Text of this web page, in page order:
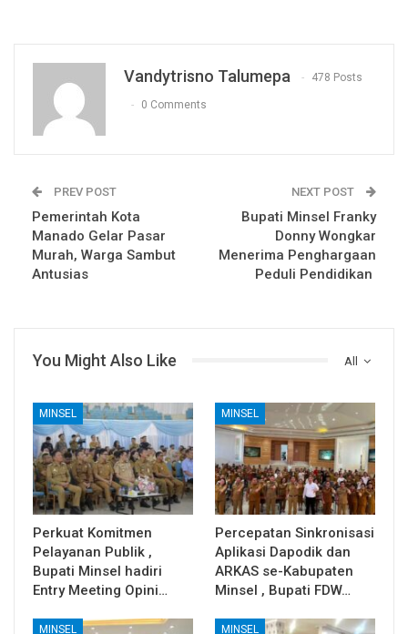
Vandytrisno Talumepa 478 Posts
0 Comments
PREV POST
Pemerintah Kota
Manado Gelar Pasar
Murah, Warga Sambut
Antusias
NEXT POST
Bupati Minsel Franky
Donny Wongkar
Menerima Penghargaan
Peduli Pendidikan
All
You Might Also Like
MINSEL
Perkuat Komitmen
Pelayanan Publik ,
Bupati Minsel hadiri
Entry Meeting Opini…
MINSEL
Percepatan Sinkronisasi
Aplikasi Dapodik dan
ARKAS se-Kabupaten
Minsel , Bupati FDW…
MINSEL MINSEL